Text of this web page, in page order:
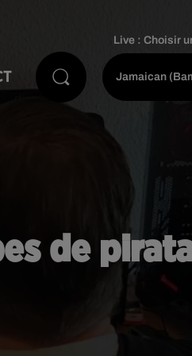
Live :Choisir
Jamaican
de